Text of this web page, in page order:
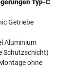
Typ-C
Getriebe
Aluminium
Schutzschicht)
ohne